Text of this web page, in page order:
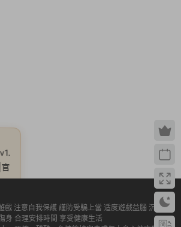
戲 注意自我保護 謹防受騙上當 适度遊戲益腦 沉迷遊
身 合理安排時間 享受健康生活